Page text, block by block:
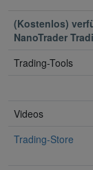
(Kostenlos)
NanoTrader
Trading-Tools
Videos
Trading-Store